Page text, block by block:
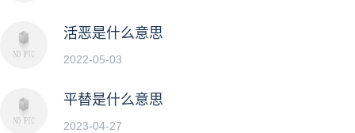
活恶是什么意思
2022-05-03
平替是什么意思
2023-04-27